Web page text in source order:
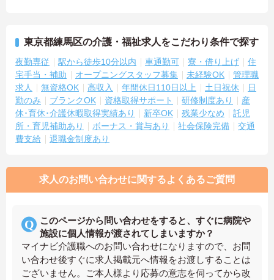
東京都練馬区の介護・福祉求人をこだわり条件で探す
夜勤専従 駅から徒歩10分以内 車通勤可 寮・借り上げ
住
宅手当・補助
オープニングスタッフ募集 未経験OK
管理職
求人
無資格OK 高収入 年間休日110日以上 土日祝休
日
勤のみ
ブランクOK 資格取得サポート 研修制度あり
産
休･育休･介護休暇取得実績あり
新卒OK 残業少なめ
託児
所・育児補助あり
ボーナス・賞与あり 社会保険完備
交通
費支給
退職金制度あり
求人のお問い合わせに関するよくあるご質問
このページから問い合わせをすると、すぐに病院や
施設に個人情報が渡されてしまいますか？
マイナビ介護職へのお問い合わせになりますので、お問
い合わせ後すぐに求人掲載元へ情報をお渡しすることは
ございません。ご本人様より応募の意志を伺ってから改